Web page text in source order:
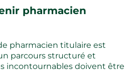
pharmacien
pharmacien titulaire est
parcours structuré et
incontournables doivent être